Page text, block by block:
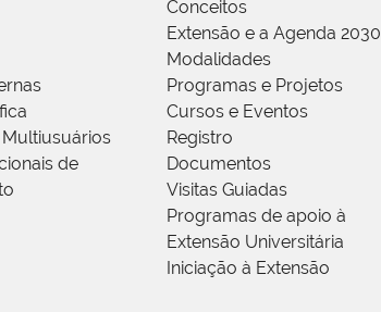
de
Conceitos
Extensão e a Agenda 2030
Modalidades
Programas e Projetos
Cursos e Eventos
Registro
Documentos
Visitas Guiadas
Programas de apoio à
Extensão Universitária
Iniciação à Extensão